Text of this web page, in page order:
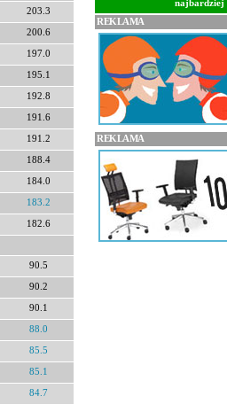
203.3
200.6
197.0
195.1
192.8
191.6
191.2
188.4
184.0
183.2
182.6
90.5
90.2
90.1
88.0
85.5
85.1
84.7
najbardziej
REKLAMA
REKLAMA